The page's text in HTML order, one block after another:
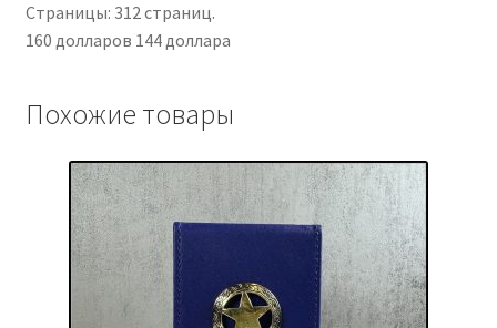
Страницы: 312 страниц.
160 долларов 144 доллара
Похожие товары